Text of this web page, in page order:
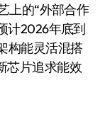
上的“外部合作
计2026年底到
构能灵活混搭
芯片追求能效